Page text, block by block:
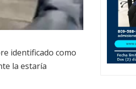
identificado como
la estaría